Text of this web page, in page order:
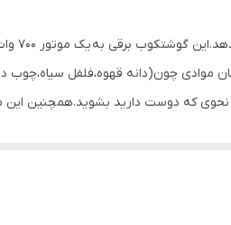
مدل 3038 یکی از کاربردی ترین
این دستگاه میتوان به آسیاب 200 گرمی اشاره کرد که به شما امکان موادی چون(دانه
نحوی که دوست دارید بشوید.همچنین این